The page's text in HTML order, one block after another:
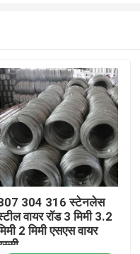
304 316 स्टेनलेस
वायर रॉड 3 मिमी 3.2
2 मिमी एसएस वायर